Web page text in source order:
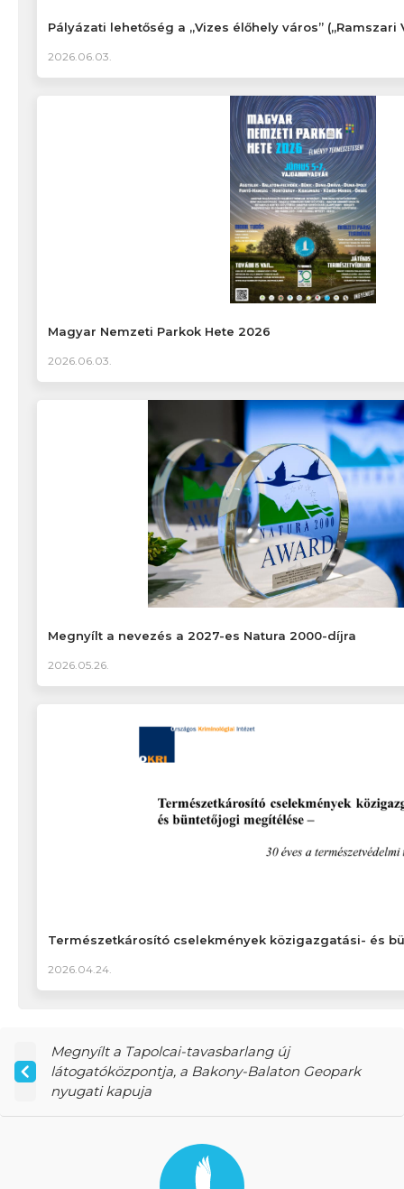
Pályázati lehetőség a „Vizes élőhely város” („Ramszari
2026.06.03.
Magyar Nemzeti Parkok Hete 2026
2026.06.03.
Megnyílt a nevezés a 2027-es Natura 2000-díjra
2026.05.26.
Természetkárosító cselekmények közigazgatási- és
2026.04.24.
Megnyílt a Tapolcai-tavasbarlang új
látogatóközpontja, a Bakony-Balaton Geopark
nyugati kapuja